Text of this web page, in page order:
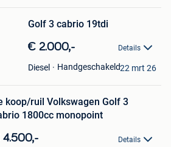
Golf 3 cabrio 19tdi
€ 2.000,- Details
Diesel Handgeschakeld22 mrt 26
koop/ruil Volkswagen Golf 3
1800cc monopoint
Details